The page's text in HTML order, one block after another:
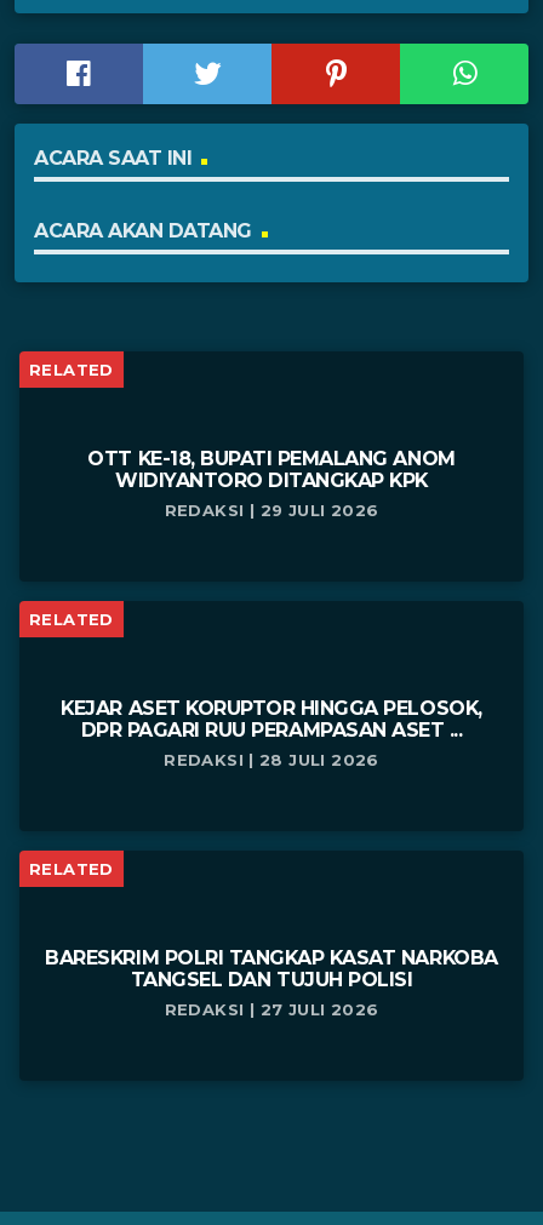
ACARA SAAT INI
ACARA AKAN DATANG
RELATED
OTT KE-18, BUPATI PEMALANG ANOM
WIDIYANTORO DITANGKAP KPK
REDAKSI | 29 JULI 2026
RELATED
KEJAR ASET KORUPTOR HINGGA PELOSOK,
DPR PAGARI RUU PERAMPASAN ASET ...
REDAKSI | 28 JULI 2026
RELATED
BARESKRIM POLRI TANGKAP KASAT NARKOBA
TANGSEL DAN TUJUH POLISI
REDAKSI | 27 JULI 2026